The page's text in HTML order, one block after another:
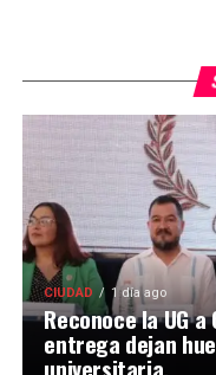
CIUDAD 1 día ago
Reconoce la UG
entrega dejan